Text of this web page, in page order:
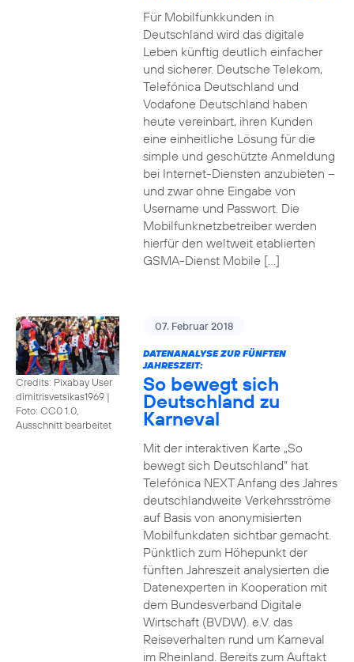
Für Mobilfunkkunden in
Deutschland wird das digitale
Leben künftig deutlich einfacher
und sicherer. Deutsche Telekom,
Telefónica Deutschland und
Vodafone Deutschland haben
heute vereinbart, ihren Kunden
eine einheitliche Lösung für die
simple und geschützte Anmeldung
bei Internet-Diensten anzubieten –
und zwar ohne Eingabe von
Username und Passwort. Die
Mobilfunknetzbetreiber werden
hierfür den weltweit etablierten
GSMA-Dienst Mobile […]
Credits: Pixabay User
dimitrisvetsikas1969 |
Foto: CC0 1.0,
Ausschnitt bearbeitet
07. Februar 2018
DATENANALYSE ZUR FÜNFTEN
JAHRESZEIT:
So bewegt sich
Deutschland zu
Karneval
Mit der interaktiven Karte „So
bewegt sich Deutschland“ hat
Telefónica NEXT Anfang des Jahres
deutschlandweite Verkehrsströme
auf Basis von anonymisierten
Mobilfunkdaten sichtbar gemacht.
Pünktlich zum Höhepunkt der
fünften Jahreszeit analysierten die
Datenexperten in Kooperation mit
dem Bundesverband Digitale
Wirtschaft (BVDW). e.V. das
Reiseverhalten rund um Karneval
im Rheinland. Bereits zum Auftakt